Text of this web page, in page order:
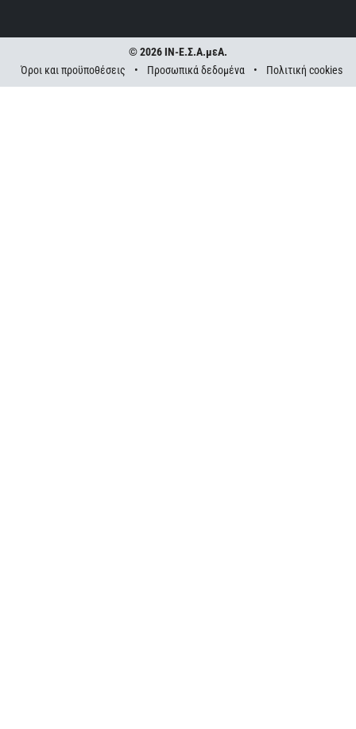
© 2026 ΙΝ-Ε.Σ.Α.μεΑ.
Όροι και προϋποθέσεις
• Προσωπικά δεδομένα • Πολιτική cookies